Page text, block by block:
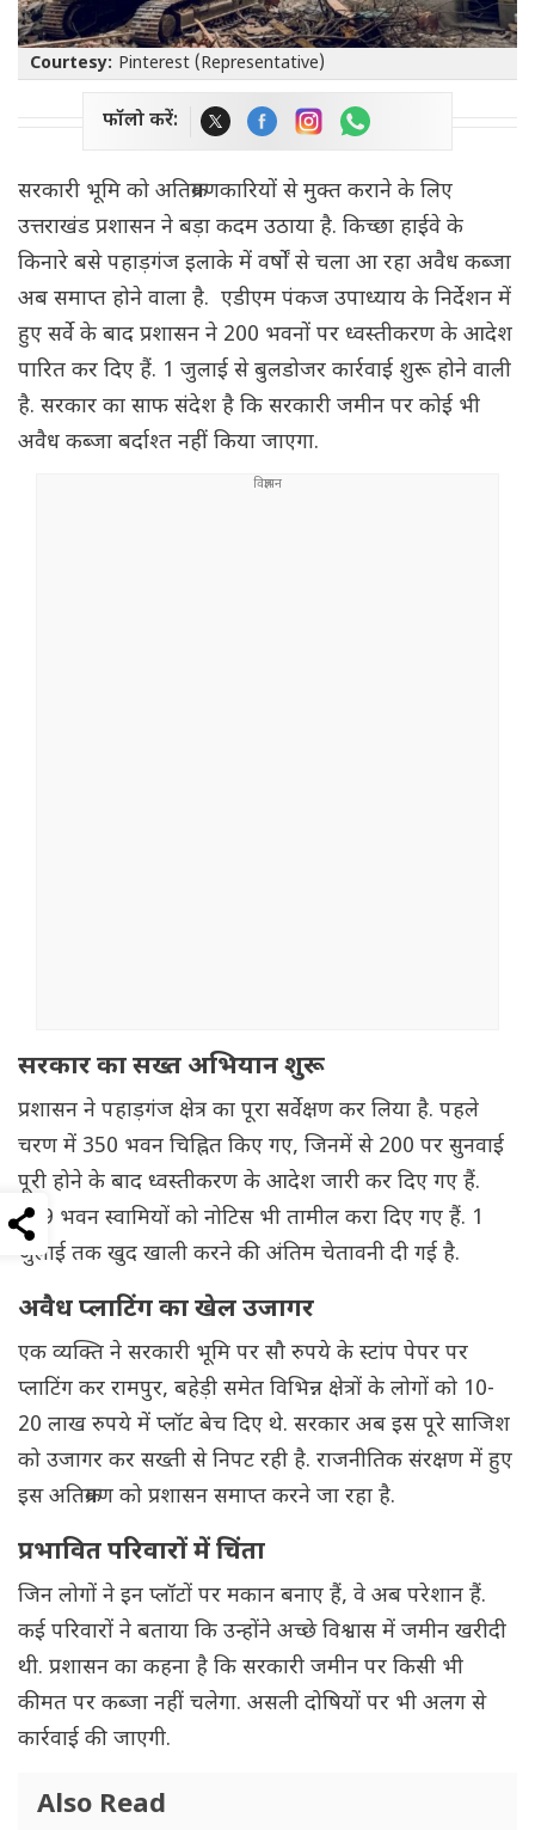
Courtesy: Pinterest (Representative)
फॉलो करें:
सरकारी भूमि को अतिक्रमणकारियों से मुक्त कराने के लिए
उत्तराखंड प्रशासन ने बड़ा कदम उठाया है. किच्छा हाईवे के
किनारे बसे पहाड़गंज इलाके में वर्षों से चला आ रहा अवैध कब्जा
अब समाप्त होने वाला है. एडीएम पंकज उपाध्याय के निर्देशन में
हुए सर्वे के बाद प्रशासन ने 200 भवनों पर ध्वस्तीकरण के आदेश
पारित कर दिए हैं. 1 जुलाई से बुलडोजर कार्रवाई शुरू होने वाली
है. सरकार का साफ संदेश है कि सरकारी जमीन पर कोई भी
अवैध कब्जा बर्दाश्त नहीं किया जाएगा.
सरकार का सख्त अभियान शुरू
प्रशासन ने पहाड़गंज क्षेत्र का पूरा सर्वेक्षण कर लिया है. पहले
चरण में 350 भवन चिह्नित किए गए, जिनमें से 200 पर सुनवाई
पूरी होने के बाद ध्वस्तीकरण के आदेश जारी कर दिए गए हैं.
199 भवन स्वामियों को नोटिस भी तामील करा दिए गए हैं. 1
जुलाई तक खुद खाली करने की अंतिम चेतावनी दी गई है.
अवैध प्लाटिंग का खेल उजागर
एक व्यक्ति ने सरकारी भूमि पर सौ रुपये के स्टांप पेपर पर
प्लाटिंग कर रामपुर, बहेड़ी समेत विभिन्न क्षेत्रों के लोगों को 10-
20 लाख रुपये में प्लॉट बेच दिए थे. सरकार अब इस पूरे साजिश
को उजागर कर सख्ती से निपट रही है. राजनीतिक संरक्षण में हुए
इस अतिक्रमण को प्रशासन समाप्त करने जा रहा है.
प्रभावित परिवारों में चिंता
जिन लोगों ने इन प्लॉटों पर मकान बनाए हैं, वे अब परेशान हैं.
कई परिवारों ने बताया कि उन्होंने अच्छे विश्वास में जमीन खरीदी
थी. प्रशासन का कहना है कि सरकारी जमीन पर किसी भी
कीमत पर कब्जा नहीं चलेगा. असली दोषियों पर भी अलग से
कार्रवाई की जाएगी.
Also Read